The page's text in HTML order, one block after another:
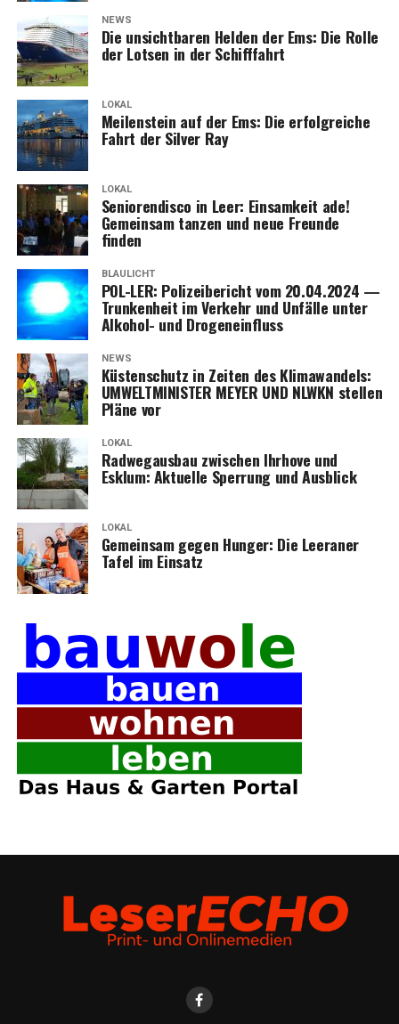
NEWS
Die unsicht­ba­ren Hel­den der Ems: Die Rol­le
der Lot­sen in der Schifffahrt
LOKAL
Mei­len­stein auf der Ems: Die erfolg­rei­che
Fahrt der Sil­ver Ray
LOKAL
Senio­ren­dis­co in Leer: Ein­sam­keit ade!
Gemein­sam tan­zen und neue Freun­de
finden
BLAULICHT
POL-LER: Poli­zei­be­richt vom 20.04.2024 —
Trun­ken­heit im Ver­kehr und Unfäl­le unter
Alko­hol- und Drogeneinfluss
NEWS
Küs­ten­schutz in Zei­ten des Kli­ma­wan­dels:
UMWELTMINISTER MEYER UND NLWKN stel­len
Plä­ne vor
LOKAL
Rad­weg­aus­bau zwi­schen Ihr­ho­ve und
Esklum: Aktu­el­le Sper­rung und Ausblick
LOKAL
Gemein­sam gegen Hun­ger: Die Leera­ner
Tafel im Einsatz